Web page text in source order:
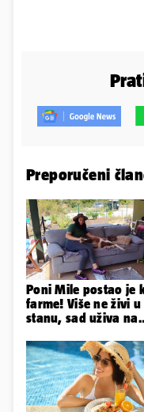
Preporučeni
Poni Mile postao je
farme! Više ne živi u
stanu, sad uživa na